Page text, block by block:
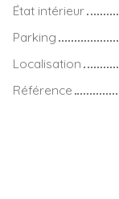
État intérieur
Parking
Localisation
Référence